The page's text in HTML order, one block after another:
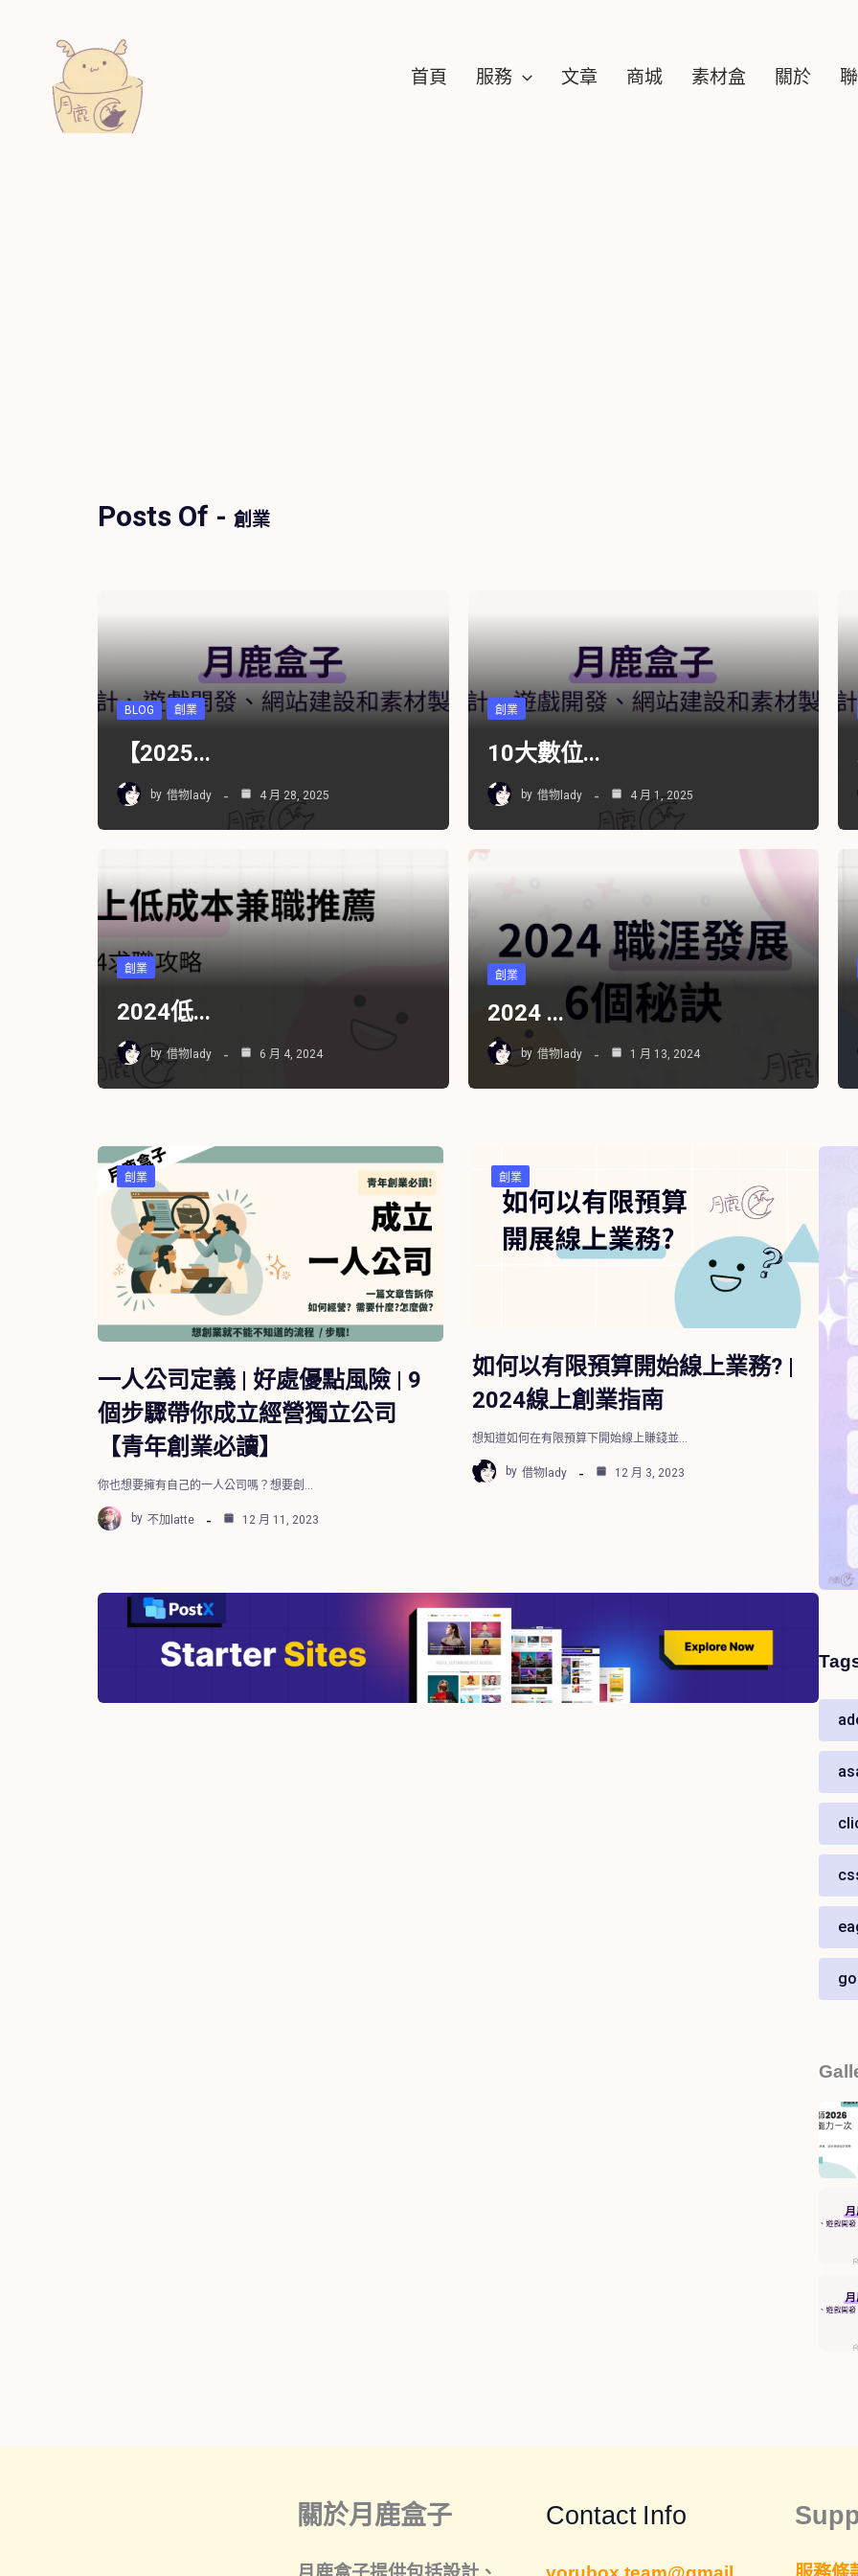
首頁 服務 文章 商城 素材盒​ 關於
Posts Of - 創業
BLOG 創業
【2025...
by 借物lady 4 月 28, 2025
創業
10大數位...
by 借物lady 4 月 1, 2025
創業
2024低...
by 借物lady 6 月 4, 2024
創業
2024 ...
by 借物lady 1 月 13, 2024
創業
一人公司定義 | 好處優點風險 | 9
個步驟帶你成立經營獨立公司
【青年創業必讀】
你也想要擁有自己的一人公司嗎？想要創...
by 不加latte 12 月 11, 2023
創業
如何以有限預算開始線上業務? |
2024線上創業指南
想知道如何在有限預算下開始線上賺錢並...
by 借物lady 12 月 3, 2023
關於月鹿盒子 Contact Info